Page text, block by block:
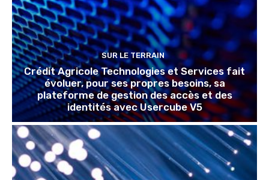
SUR LE TERRAIN
Crédit Agricole Technologies et Services fait
évoluer, pour ses propres besoins, sa
plateforme de gestion des accès et des
identités avec Usercube V5